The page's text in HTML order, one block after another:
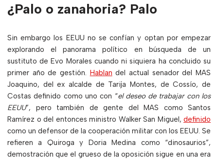
¿Palo o zanahoria? Palo
Sin embargo los EEUU no se confían y optan por empezar
explorando el panorama político en búsqueda de un
sustituto de Evo Morales cuando ni siquiera ha concluido su
primer año de gestión. Hablan del actual senador del MAS
Joaquino, del ex alcalde de Tarija Montes, de Cossío, de
Costas definido como uno con “el deseo de trabajar con los
EEUU”, pero también de gente del MAS como Santos
Ramírez o del entonces ministro Walker San Miguel, definido
como un defensor de la cooperación militar con los EEUU. Se
refieren a Quiroga y Doria Medina como “dinosaurios”,
demostración que el grueso de la oposición sigue en una era